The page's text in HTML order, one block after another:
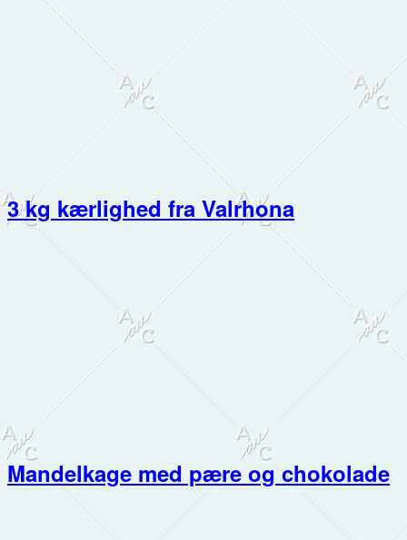
3 kg kærlighed fra Valrhona
Mandelkage med pære og chokolade